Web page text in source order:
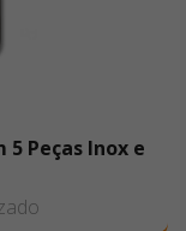
Peças Inox e